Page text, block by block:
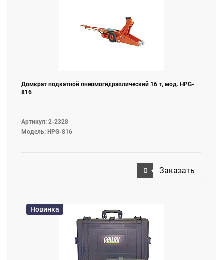
Домкрат подкатной пневмогидравлический 16 т, мод. HPG-
816
Артикул: 2-2328
Модель: HPG-816
Заказать
Новинка